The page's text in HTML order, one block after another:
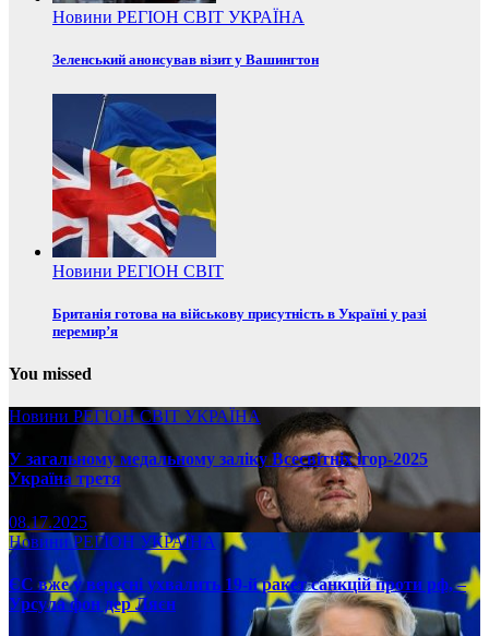
Новини РЕГІОН СВІТ УКРАЇНА
Зеленський анонсував візит у Вашингтон
Новини РЕГІОН СВІТ
Британія готова на військову присутність в Україні у разі
перемир’я
You missed
Новини РЕГІОНСВІТ УКРАЇНА
У загальному медальному заліку Всесвітніх ігор-2025
Україна третя
08.17.2025
НовиниРЕГІОН УКРАЇНА
ЄС вже у вересні ухвалить 19-й ракет санкцій проти рф, –
Урсула фон дер Ляєн